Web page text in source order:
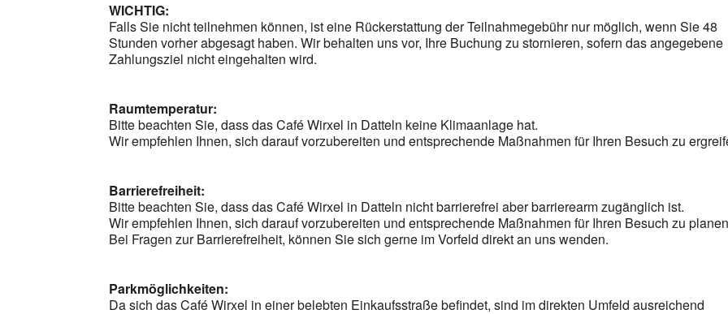
WICHTIG:
Falls Sie nicht teilnehmen können, ist eine Rückerstattung der Teilnahmegebühr nur möglich, wenn Sie 48
Stunden vorher abgesagt haben. Wir behalten uns vor, Ihre Buchung zu stornieren, sofern das angegebene
Zahlungsziel nicht eingehalten wird.
Raumtemperatur:
Bitte beachten Sie, dass das Café Wirxel in Datteln keine Klimaanlage hat.
Wir empfehlen Ihnen, sich darauf vorzubereiten und entsprechende Maßnahmen für Ihren Besuch zu
Barrierefreiheit:
Bitte beachten Sie, dass das Café Wirxel in Datteln nicht barrierefrei aber barrierearm zugänglich ist.
Wir empfehlen Ihnen, sich darauf vorzubereiten und entsprechende Maßnahmen für Ihren Besuch zu
Bei Fragen zur Barrierefreiheit, können Sie sich gerne im Vorfeld direkt an uns wenden.
Parkmöglichkeiten:
Da sich das Café Wirxel in einer belebten Einkaufsstraße befindet, sind im direkten Umfeld ausreichend